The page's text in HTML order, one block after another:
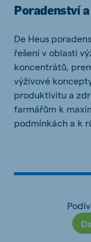
Poradenství
De Heus
řešení v oblasti
koncentrátů,
výživové
produktivitu a
farmářům k
podmínkách a k